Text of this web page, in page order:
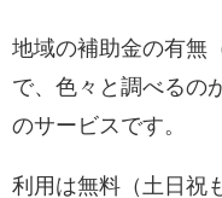
地域の補助金の有無
で、色々と調べるの
のサービスです。
利用は無料（土日祝